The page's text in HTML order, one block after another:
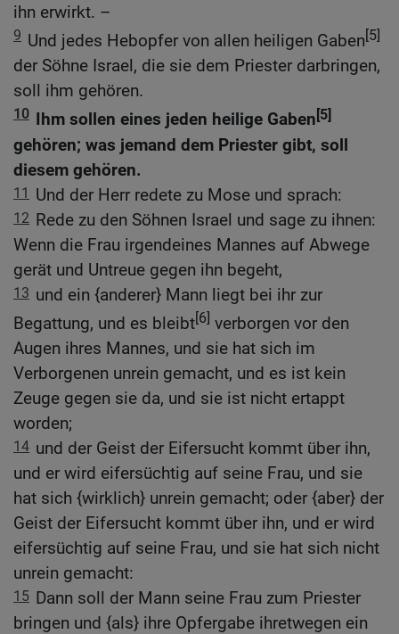
ihn erwirkt. –
9 Und jedes Hebopfer von allen heiligen Gaben[5]
der Söhne Israel, die sie dem Priester darbringen,
soll ihm gehören.
10 Ihm sollen eines jeden heilige Gaben[5]
gehören; was jemand dem Priester gibt, soll
diesem gehören.
11 Und der Herr redete zu Mose und sprach:
12 Rede zu den Söhnen Israel und sage zu ihnen:
Wenn die Frau irgendeines Mannes auf Abwege
gerät und Untreue gegen ihn begeht,
13 und ein {anderer} Mann liegt bei ihr zur
Begattung, und es bleibt[6] verborgen vor den
Augen ihres Mannes, und sie hat sich im
Verborgenen unrein gemacht, und es ist kein
Zeuge gegen sie da, und sie ist nicht ertappt
worden;
14 und der Geist der Eifersucht kommt über ihn,
und er wird eifersüchtig auf seine Frau, und sie
hat sich {wirklich} unrein gemacht; oder {aber} der
Geist der Eifersucht kommt über ihn, und er wird
eifersüchtig auf seine Frau, und sie hat sich nicht
unrein gemacht:
15 Dann soll der Mann seine Frau zum Priester
bringen und {als} ihre Opfergabe ihretwegen ein